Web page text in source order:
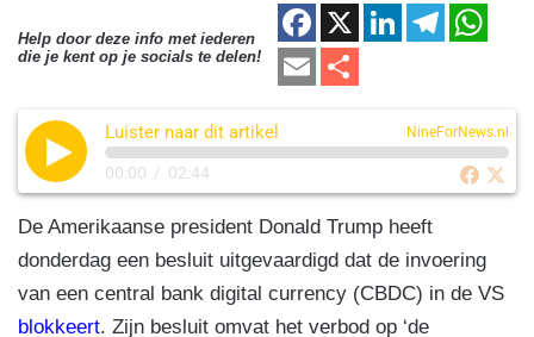
Help door deze info met iederen
die je kent op je socials te delen!
F
a
c
e
o
o
k
X
Li
e
n
T
gr
a
s
A
E
aile
Luister naar dit artikel NineForNews.nl
00:00 / 02:44
De Amerikaanse president Donald Trump heeft
donderdag een besluit uitgevaardigd dat de invoering
van een central bank digital currency (CBDC) in de VS
blokkeert. Zijn besluit omvat het verbod op ‘de